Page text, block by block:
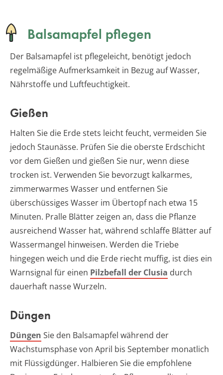
Balsamapfel pflegen
Der Balsamapfel ist pflegeleicht, benötigt jedoch
regelmäßige Aufmerksamkeit in Bezug auf Wasser,
Nährstoffe und Luftfeuchtigkeit.
Gießen
Halten Sie die Erde stets leicht feucht, vermeiden Sie
jedoch Staunässe. Prüfen Sie die oberste Erdschicht
vor dem Gießen und gießen Sie nur, wenn diese
trocken ist. Verwenden Sie bevorzugt kalkarmes,
zimmerwarmes Wasser und entfernen Sie
überschüssiges Wasser im Übertopf nach etwa 15
Minuten. Pralle Blätter zeigen an, dass die Pflanze
ausreichend Wasser hat, während schlaffe Blätter auf
Wassermangel hinweisen. Werden die Triebe
hingegen weich und die Erde riecht muffig, ist dies ein
Warnsignal für einen Pilzbefall der Clusia durch
dauerhaft nasse Wurzeln.
Düngen
Düngen Sie den Balsamapfel während der
Wachstumsphase von April bis September monatlich
mit Flüssigdünger. Halbieren Sie die empfohlene